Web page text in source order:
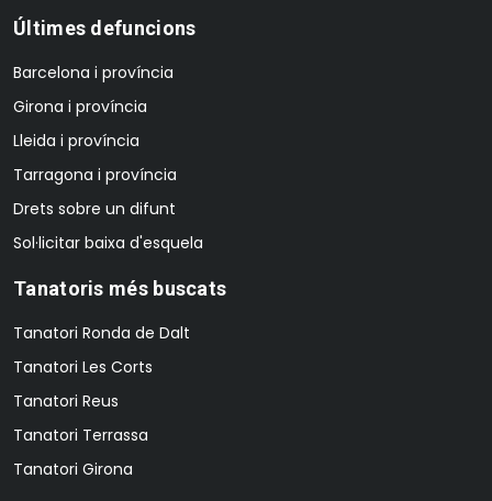
Últimes defuncions
Barcelona i província
Girona i província
Lleida i província
Tarragona i província
Drets sobre un difunt
Sol·licitar baixa d'esquela
Tanatoris més buscats
Tanatori Ronda de Dalt
Tanatori Les Corts
Tanatori Reus
Tanatori Terrassa
Tanatori Girona